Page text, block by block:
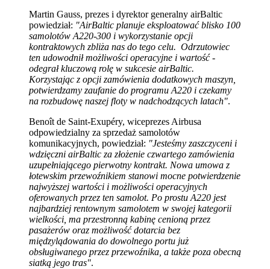
Martin Gauss, prezes i dyrektor generalny airBaltic
powiedział: "AirBaltic planuje eksploatować blisko 100
samolotów A220-300 i wykorzystanie opcji
kontraktowych zbliża nas do tego celu. Odrzutowiec
ten udowodnił możliwości operacyjne i wartość -
odegrał kluczową rolę w sukcesie airBaltic.
Korzystając z opcji zamówienia dodatkowych maszyn,
potwierdzamy zaufanie do programu A220 i czekamy
na rozbudowę naszej floty w nadchodzących latach".
Benoît de Saint-Exupéry, wiceprezes Airbusa
odpowiedzialny za sprzedaż samolotów
komunikacyjnych, powiedział: "Jesteśmy zaszczyceni i
wdzięczni airBaltic za złożenie czwartego zamówienia
uzupełniającego pierwotny kontrakt. Nowa umowa z
łotewskim przewoźnikiem stanowi mocne potwierdzenie
najwyższej wartości i możliwości operacyjnych
oferowanych przez ten samolot. Po prostu A220 jest
najbardziej rentownym samolotem w swojej kategorii
wielkości, ma przestronną kabinę cenioną przez
pasażerów oraz możliwość dotarcia bez
międzylądowania do dowolnego portu już
obsługiwanego przez przewoźnika, a także poza obecną
siatką jego tras".